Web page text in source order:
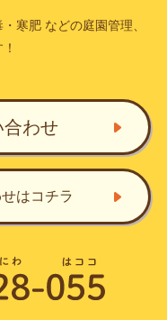
・寒肥などの庭園管理、
わせ
はコチラ